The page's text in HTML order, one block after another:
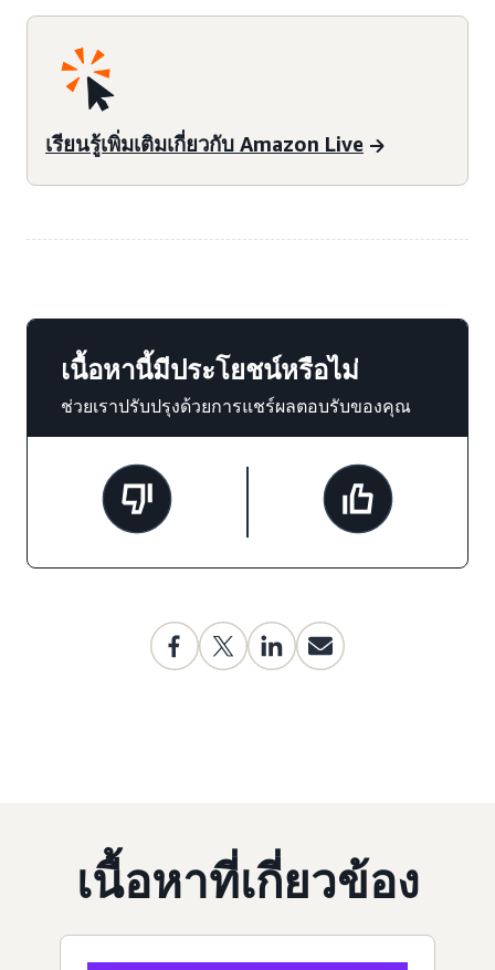
เรียนรู้เพิ่มเติมเกี่ยวกับ Amazon Live
เนื้อหานี้มีประโยชน์หรือไม่
ช่วยเราปรับปรุงด้วยการแชร์ผลตอบรับของคุณ
เนื้อหาที่เกี่ยวข้อง